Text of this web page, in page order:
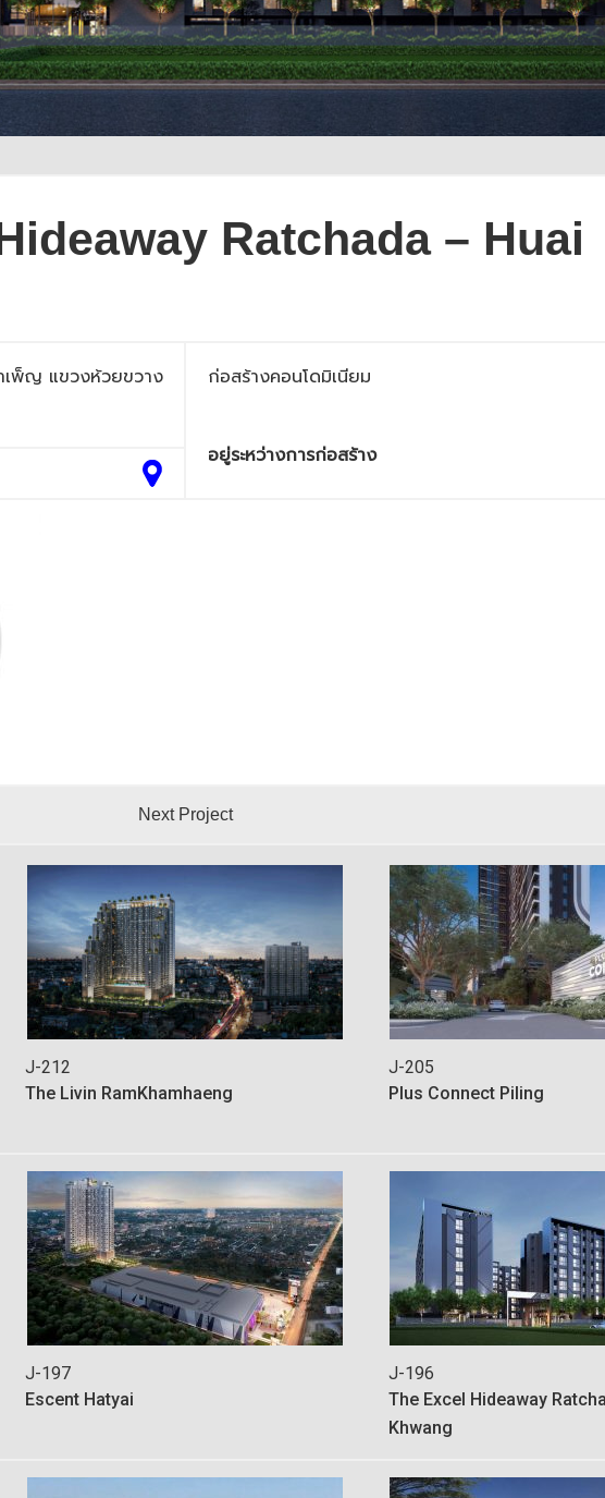
Ratchada – Huai
เพ็ญ แขวงห้วยขวาง
ก่อสร้างคอนโดมิเนียม
อยู่ระหว่างการก่อสร้าง
Next Project
J-212
The Livin RamKhamhaeng
J-205
Plus Connect Piling
J-197
Escent Hatyai
J-196
The Excel Hideaway
Khwang